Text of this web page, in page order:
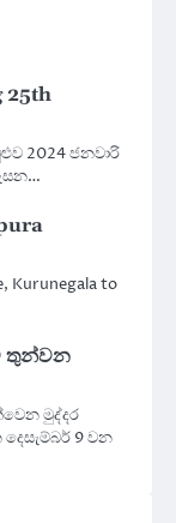
25th
2024 ජනවාරි
Kurunegala to
තුන්වන
මුද්දර
9 වන